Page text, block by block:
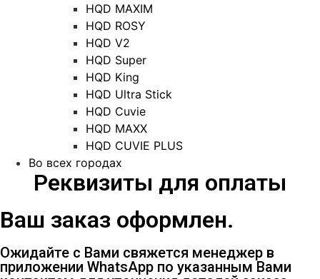
HQD MAXIM
HQD ROSY
HQD V2
HQD Super
HQD King
HQD Ultra Stick
HQD Cuvie
HQD MAXX
HQD CUVIE PLUS
Во всех городах
Реквизиты для оплаты
Ваш заказ оформлен.
Ожидайте с Вами свяжется менеджер в
приложении WhatsApp по указанным Вами